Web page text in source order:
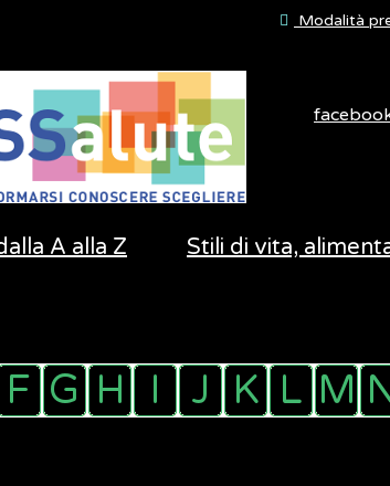
Modalità
A alla Z Stili di vita,